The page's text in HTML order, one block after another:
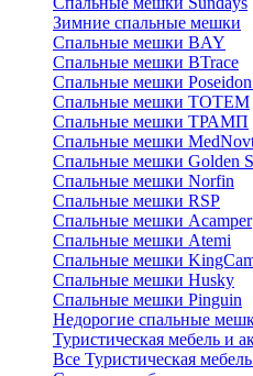
Зимние спальные мешки
Спальные мешки BAY
Спальные мешки BTrace
Спальные мешки Poseidon
Спальные мешки ТОТЕМ
Спальные мешки ТРАМП
Cпальные мешки
Спальные мешки Golden
Спальные мешки Norfin
Спальные мешки RSP
Спальные мешки Acamper
Спальные мешки Atemi
Спальные мешки
Спальные мешки Husky
Спальные мешки Pinguin
Недорогие спальные
Туристическая мебель и
Все Туристическая